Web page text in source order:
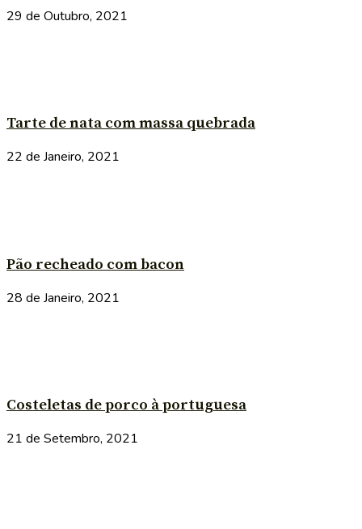
29 de Outubro, 2021
Tarte de nata com massa quebrada
22 de Janeiro, 2021
Pão recheado com bacon
28 de Janeiro, 2021
Costeletas de porco à portuguesa
21 de Setembro, 2021